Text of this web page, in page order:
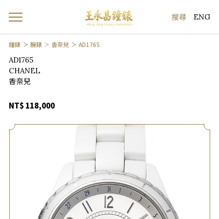
ENG
鐘錶 腕錶 香奈兒 AD1765
AD1765
CHANEL
香奈兒
NT$ 118,000